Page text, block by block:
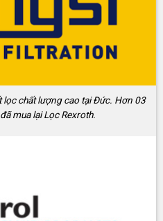
chất lượng cao tại Đức. Hơn 03
mua lại Lọc Rexroth.